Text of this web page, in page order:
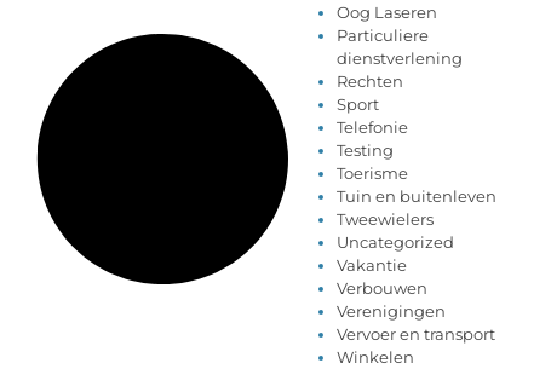
Oog Laseren
Particuliere
dienstverlening
Rechten
Sport
Telefonie
Testing
Toerisme
Tuin en buitenleven
Tweewielers
Uncategorized
Vakantie
Verbouwen
Verenigingen
Vervoer en transport
Winkelen